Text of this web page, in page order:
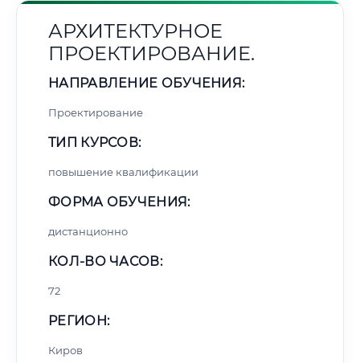
АРХИТЕКТУРНОЕ
ПРОЕКТИРОВАНИЕ.
НАПРАВЛЕНИЕ ОБУЧЕНИЯ:
Проектирование
ТИП КУРСОВ:
повышение квалификации
ФОРМА ОБУЧЕНИЯ:
дистанционно
КОЛ-ВО ЧАСОВ:
72
РЕГИОН:
Киров